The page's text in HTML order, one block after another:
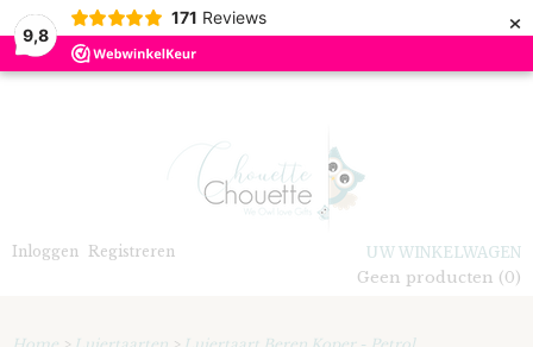
9,8
171 Reviews ×
Inloggen Registreren
UW WINKELWAGEN
Geen producten (0)